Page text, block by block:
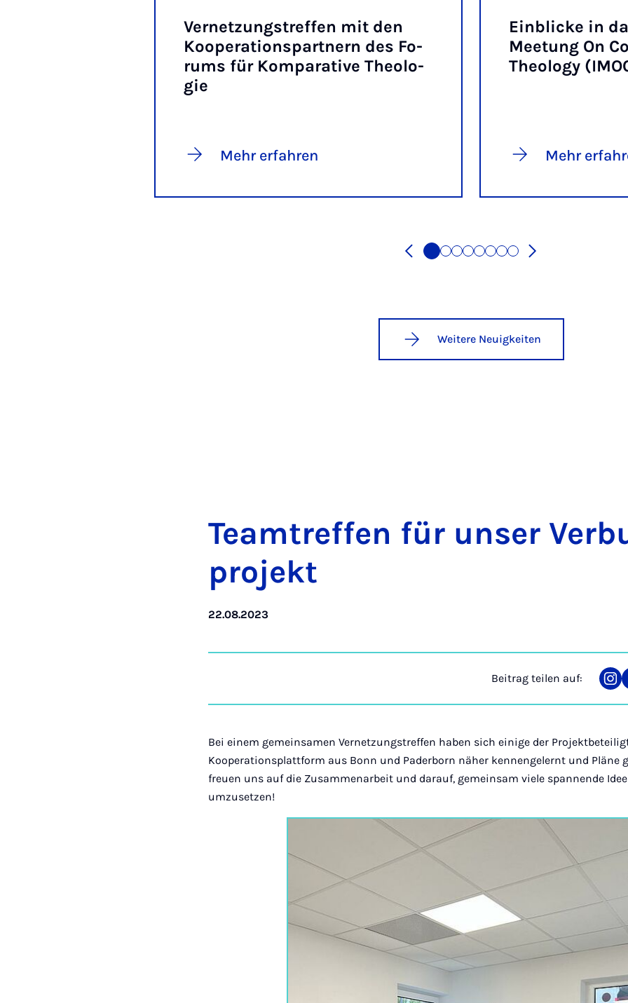
Ver­net­zungs­tref­fen mit den
Ko­ope­ra­ti­ons­part­nern des Fo­
rums für Kom­pa­ra­ti­ve Theo­lo­
gie
Mehr erfahren
Ein­bli­cke in
Mee­tung On
Theo­lo­gy
Mehr
Weitere Neuigkeiten
Team­tref­fen für un­ser
pro­jekt
22.08.2023
Beitrag teilen auf:
auf
Bei einem gemeinsamen Vernetzungstreffen haben sich einige der
Kooperationsplattform aus Bonn und Paderborn näher kennengelernt und Pläne
freuen uns auf die Zusammenarbeit und darauf, gemeinsam viele spannende
umzusetzen!